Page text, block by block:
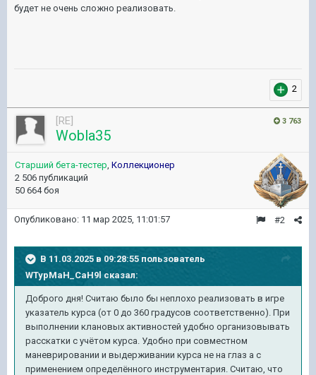
будет не очень сложно реализовать.
2
3 763
[RE]
Wobla35
Старший бета-тестер, Коллекционер
2 506 публикаций
50 664 боя
#2
Опубликовано: 11 мар 2025, 11:01:57
В 11.03.2025 в 09:28:55 пользователь
WTypMaH_CaH9l сказал:
Доброго дня! Считаю было бы неплохо реализовать в игре
указатель курса (от 0 до 360 градусов соответственно). При
выполнении клановых активностей удобно организовывать
расскатки с учётом курса. Удобно при совместном
маневрировании и выдерживании курса не на глаз а с
применением определённого инструментария. Считаю, что